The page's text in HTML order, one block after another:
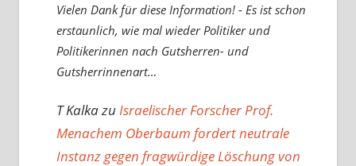
Vielen Dank für diese Information! - Es ist schon
erstaunlich, wie mal wieder Politiker und
Politikerinnen nach Gutsherren- und
Gutsherrinnenart…
T KalkazuIsraelischer Forscher Prof.
Menachem Oberbaum fordert neutrale
Instanz gegen fragwürdige Löschung von